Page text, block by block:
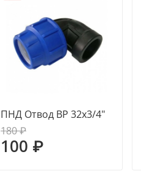
ПНД Отвод ВР 32х3/4"
180 ₽
100 ₽